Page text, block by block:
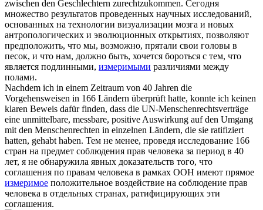
zwischen den Geschlechtern zurechtzukommen. Сегодня
множество результатов проведенных научных исследований,
основанных на технологии визуализации мозга и новых
антропологических и эволюционных открытиях, позволяют
предположить, что мы, возможно, прятали свои головы в
песок, и что нам, должно быть, хочется бороться с тем, что
является подлинными, измеримыми различиями между
полами.
Nachdem ich in einem Zeitraum von 40 Jahren die
Vorgehensweisen in 166 Ländern überprüft hatte, konnte ich keinen
klaren Beweis dafür finden, dass die UN-Menschenrechtsverträge
eine unmittelbare, messbare, positive Auswirkung auf den Umgang
mit den Menschenrechten in einzelnen Ländern, die sie ratifiziert
hatten, gehabt haben. Тем не менее, проведя исследование 166
стран на предмет соблюдения прав человека за период в 40
лет, я не обнаружила явных доказательств того, что
соглашения по правам человека в рамках ООН имеют прямое
измеримое положительное воздействие на соблюдение прав
человека в отдельных странах, ратифицирующих эти
соглашения.